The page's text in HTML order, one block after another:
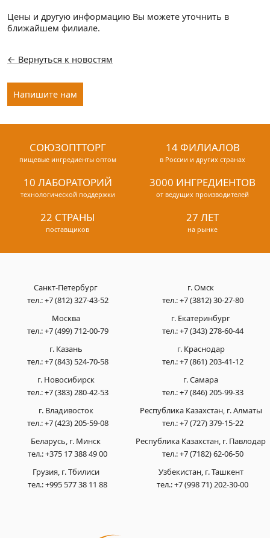
Цены и другую информацию Вы можете уточнить в
ближайшем филиале.
← Вернуться к новостям
Напишите нам
СОЮЗОПТТОРГ
пищевые ингредиенты оптом
14 ФИЛИАЛОВ
в России и других странах
10 ЛАБОРАТОРИЙ
технологической поддержки
3000 ИНГРЕДИЕНТОВ
от ведущих производителей
22 СТРАНЫ
поставщиков
27 ЛЕТ
на рынке
Санкт-Петербург
тел.:+7 (812) 327-43-52
Москва
тел.:+7 (499) 712-00-79
г. Казань
тел.:+7 (843) 524-70-58
г. Новосибирск
тел.:+7 (383) 280-42-53
г. Омск
тел.:+7 (3812) 30-27-80
г. Екатеринбург
тел.:+7 (343) 278-60-44
г. Краснодар
тел.:+7 (861) 203-41-12
г. Самара
тел.:+7 (846) 205-99-33
г. Владивосток
тел.:+7 (423) 205-59-08
Беларусь, г. Минск
тел.:+375 17 388 49 00
Грузия, г. Тбилиси
тел.:+995 577 38 11 88
Республика Казахстан, г. Алматы
тел.:+7 (727) 379-15-22
Республика Казахстан, г. Павлодар
тел.:+7 (7182) 62-06-50
Узбекистан, г. Ташкент
тел.:+7 (998 71) 202-30-00